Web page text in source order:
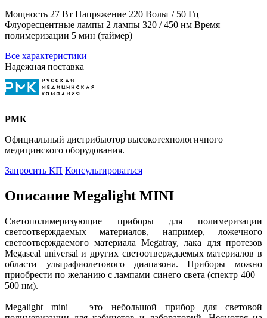
Мощность 27 Вт Напряжение 220 Вольт / 50 Гц
Флуоресцентные лампы 2 лампы 320 / 450 нм Время
полимеризации 5 мин (таймер)
Все характеристики
Надежная поставка
РМК
Официальный дистрибьютор высокотехнологичного
медицинского оборудования.
Запросить КП Консультироваться
Описание Megalight MINI
Светополимеризующие приборы для полимеризации
светоотверждаемых материалов, например, ложечного
светоотверждаемого материала Megatray, лака для протезов
Megaseal universal и других светоотверждаемых материалов в
области ультрафиолетового диапазона. Приборы можно
приобрести по желанию с лампами синего света (спектр 400 –
500 нм).
Megalight mini – это небольшой прибор для световой